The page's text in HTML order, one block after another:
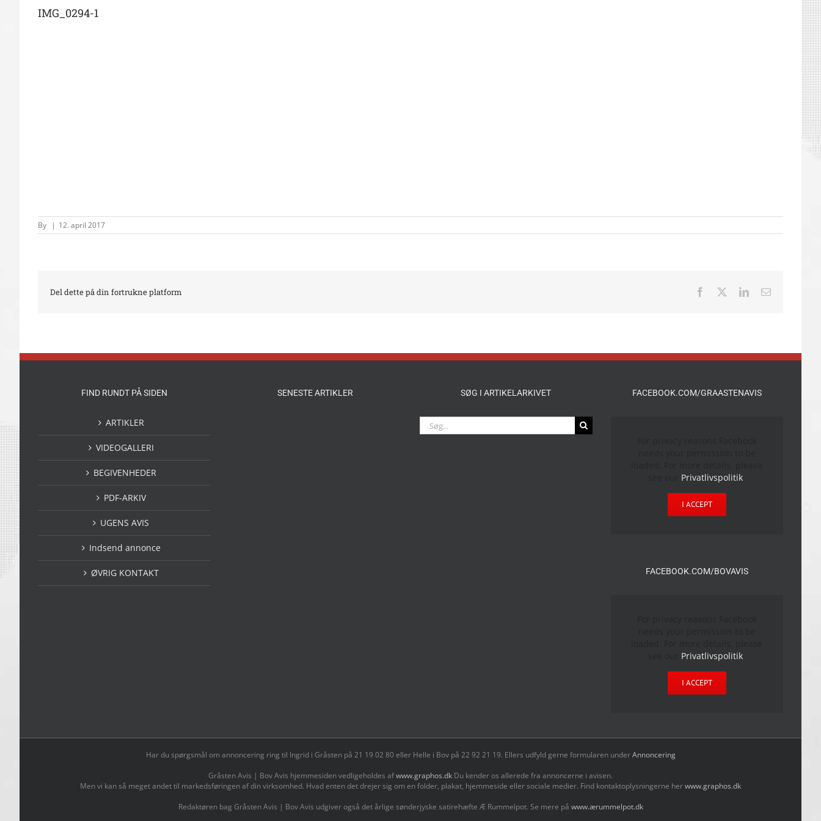
IMG_0294-1
By | 12. april 2017
Del dette på din fortrukne platform Facebook LinkedIn
E-
FIND RUNDT PÅ SIDEN
ARTIKLER
VIDEOGALLERI
BEGIVENHEDER
PDF-ARKIV
UGENS AVIS
Indsend annonce
ØVRIG KONTAKT
SENESTE ARTIKLER SØG I ARTIKELARKIVET
Søg
efter:
FACEBOOK.COM/GRAASTENAVIS
Privatlivspolitik
I ACCEPT
FACEBOOK.COM/BOVAVIS
Privatlivspolitik
I ACCEPT
Har du spørgsmål om annoncering ring til Ingrid i Gråsten på 21 19 02 80 ‬eller Helle i Bov på 22 92 21 19‬. Ellers udfyld gerne formularen underAnnoncering
Gråsten Avis | Bov Avis hjemmesiden vedligeholdes afwww.graphos.dk Du kender os allerede fra annoncerne i avisen.
Men vi kan så meget andet til markedsføringen af din virksomhed. Hvad enten det drejer sig om en folder, plakat, hjemmeside eller sociale medier. Find kontaktoplysningerne herwww.graphos.dk
Redaktøren bag Gråsten Avis | Bov Avis udgiver også det årlige sønderjyske satirehæfte Æ Rummelpot. Se mere på www.ærummelpot.dk